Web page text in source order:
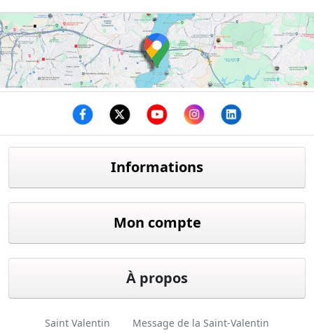
Informations
Mon compte
À propos
Saint Valentin Message de la Saint-Valentin